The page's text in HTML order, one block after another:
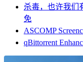
杀毒，也许我
免
ASCOMP
qBittorrent